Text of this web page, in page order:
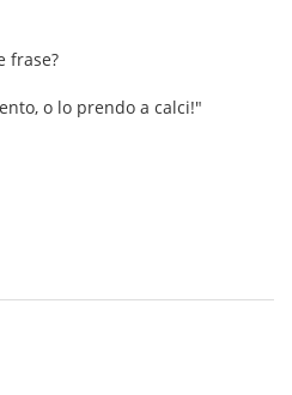
frase?
o lo prendo a calci!"